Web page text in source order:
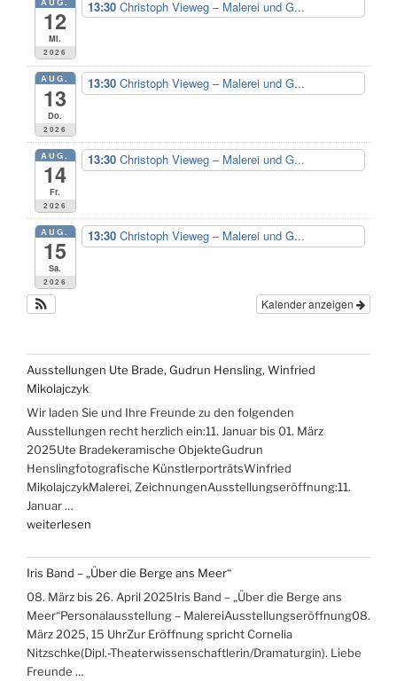
12
Mi.
2026
13:30 Christoph Vieweg – Malerei und G...
AUG.
13
Do.
2026
13:30 Christoph Vieweg – Malerei und G...
AUG.
14
Fr.
2026
13:30 Christoph Vieweg – Malerei und G...
AUG.
15
Sa.
2026
13:30 Christoph Vieweg – Malerei und G...
Kalender anzeigen
Ausstellungen Ute Brade, Gudrun Hensling, Winfried
Mikolajczyk
Wir laden Sie und Ihre Freunde zu den folgenden
Ausstellungen recht herzlich ein:11. Januar bis 01. März
2025Ute Bradekeramische ObjekteGudrun
Henslingfotografische KünstlerporträtsWinfried
MikolajczykMalerei, ZeichnungenAusstellungseröffnung:11.
Januar …
„Ausstellungen
Brade,
Gudrun
Hensling,
Winfried
Mikolajczyk“
weiterlesen
Iris Band – „Über die Berge ans Meer“
08. März bis 26. April 2025Iris Band – „Über die Berge ans
Meer“Personalausstellung – MalereiAusstellungseröffnung08.
März 2025, 15 UhrZur Eröffnung spricht Cornelia
Nitzschke(Dipl.-Theaterwissenschaftlerin/Dramaturgin). Liebe
Freunde …